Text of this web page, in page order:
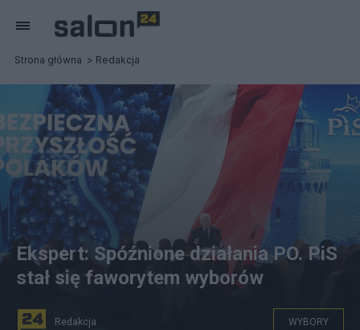
Strona główna Redakcja
Ekspert: Spóźnione działania PO. PiS
stał się faworytem wyborów
Redakcja WYBORY